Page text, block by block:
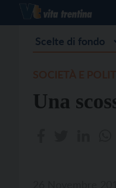
Scelte di fondo
Una